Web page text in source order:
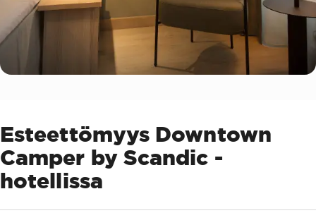
Esteettömyys Downtown
Camper by Scandic -
hotellissa